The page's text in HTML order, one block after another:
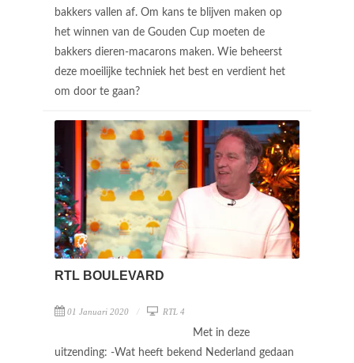
bakkers vallen af. Om kans te blijven maken op
het winnen van de Gouden Cup moeten de
bakkers dieren-macarons maken. Wie beheerst
deze moeilijke techniek het best en verdient het
om door te gaan?
RTL BOULEVARD
01 Januari 2020 RTL 4
Met in deze
uitzending: -Wat heeft bekend Nederland gedaan